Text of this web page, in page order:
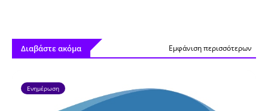
Διαβάστε ακόμα Εμφάνιση περισσότερων
Ενημέρωση